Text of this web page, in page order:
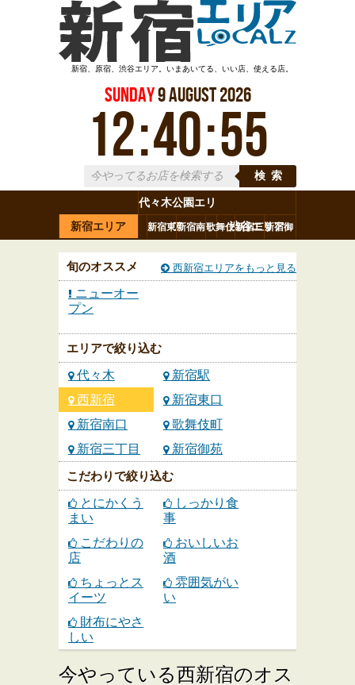
新宿、原宿、渋谷エリア。いまあいてる、いい店、使える店。
Sunday9August2026
12:40:56
検索
新宿エリア
代々木公園エリ
ア
渋谷エリア
代々木新宿駅西新宿
新宿東
口
新宿南
口
歌舞伎
町
新宿三
丁目
新宿御
苑
旬のオススメ
ニューオー
プン
エリアで絞り込む
代々木
新宿駅
西新宿
新宿東口
新宿南口
歌舞伎町
新宿三丁目
新宿御苑
こだわりで絞り込む
とにかくう
まい
しっかり食
事
こだわりの
店
おいしいお
酒
ちょっとス
イーツ
雰囲気がい
い
財布にやさ
しい
今やっている西新宿のオス
西新宿エリアをもっと見る